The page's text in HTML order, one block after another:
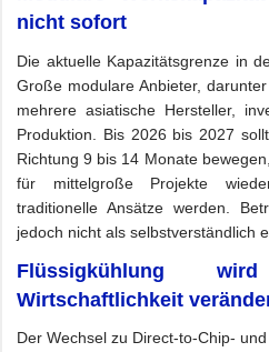
nicht sofort
Die aktuelle Kapazitätsgrenze in
Große modulare Anbieter,
mehrere asiatische Hersteller,
Produktion. Bis 2026 bis 2027
Richtung 9 bis 14 Monate
für mittelgroße Projekte
traditionelle Ansätze werden.
jedoch nicht als selbstverständlich
Flüssigkühlung
Wirtschaftlichkeit
Der Wechsel zu Direct-to-Chip-